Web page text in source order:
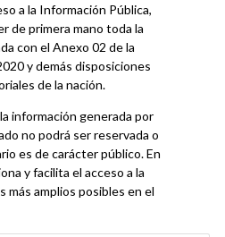
a la Información Pública,
de primera mano toda la
con el Anexo 02 de la
y demás disposiciones
de la nación.
información generada por
no podrá ser reservada o
es de carácter público. En
y facilita el acceso a la
más amplios posibles en el